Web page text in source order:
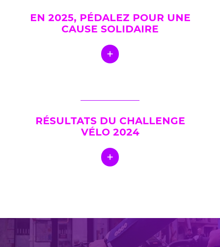
EN 2025, PÉDALEZ POUR UNE
CAUSE SOLIDAIRE
RÉSULTATS DU CHALLENGE
VÉLO 2024